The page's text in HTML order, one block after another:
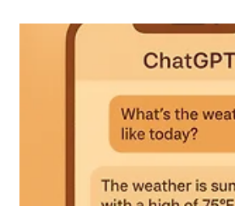
PowerShell 2.0을 구식으로 선언한 이후 시작된 장
의 완료를 의미한다. PowerShell 2.0은 2008년
되어 240개 이상의 Cmdlet과 원격 관리, 백그라운드